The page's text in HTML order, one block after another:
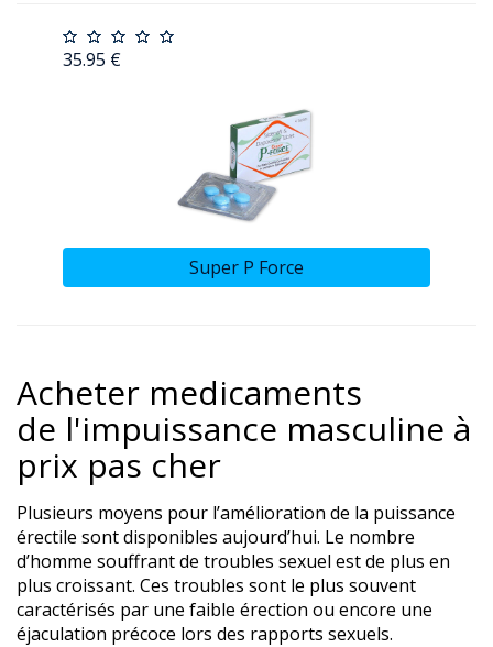
35.95 €
Super P Force
Acheter medicaments
de l'impuissance masculine à
prix pas cher
Plusieurs moyens pour l’amélioration de la puissance
érectile sont disponibles aujourd’hui. Le nombre
d’homme souffrant de troubles sexuel est de plus en
plus croissant. Ces troubles sont le plus souvent
caractérisés par une faible érection ou encore une
éjaculation précoce lors des rapports sexuels.